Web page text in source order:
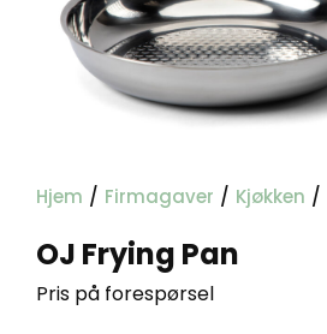
Hjem / Firmagaver / Kjøkken /
OJ Frying Pan
Pris på forespørsel